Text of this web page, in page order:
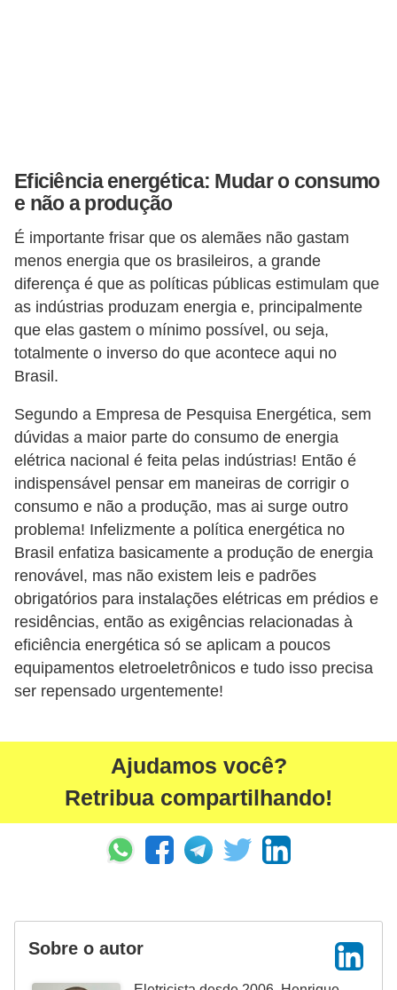
Eficiência energética: Mudar o consumo
e não a produção
É importante frisar que os alemães não gastam
menos energia que os brasileiros, a grande
diferença é que as políticas públicas estimulam que
as indústrias produzam energia e, principalmente
que elas gastem o mínimo possível, ou seja,
totalmente o inverso do que acontece aqui no
Brasil.
Segundo a Empresa de Pesquisa Energética, sem
dúvidas a maior parte do consumo de energia
elétrica nacional é feita pelas indústrias! Então é
indispensável pensar em maneiras de corrigir o
consumo e não a produção, mas ai surge outro
problema! Infelizmente a política energética no
Brasil enfatiza basicamente a produção de energia
renovável, mas não existem leis e padrões
obrigatórios para instalações elétricas em prédios e
residências, então as exigências relacionadas à
eficiência energética só se aplicam a poucos
equipamentos eletroeletrônicos e tudo isso precisa
ser repensado urgentemente!
Ajudamos você?
Retribua compartilhando!
Sobre o autor
a
r
s
i
d
e
n
c
i
a
l
n
s
t
r
u
m
e
t
d
i